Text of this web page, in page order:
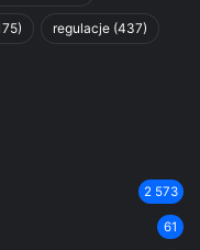
regulacje (437)
2 573
61